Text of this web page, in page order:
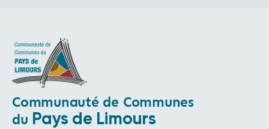
Communauté de Communes
du Pays de Limours